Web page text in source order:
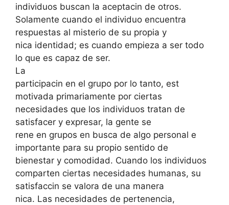
individuos buscan la aceptacin de otros.
Solamente cuando el individuo encuentra
respuestas al misterio de su propia y
nica identidad; es cuando empieza a ser todo
lo que es capaz de ser.
La
participacin en el grupo por lo tanto, est
motivada primariamente por ciertas
necesidades que los individuos tratan de
satisfacer y expresar, la gente se
rene en grupos en busca de algo personal e
importante para su propio sentido de
bienestar y comodidad. Cuando los individuos
comparten ciertas necesidades humanas, su
satisfaccin se valora de una manera
nica. Las necesidades de pertenencia,